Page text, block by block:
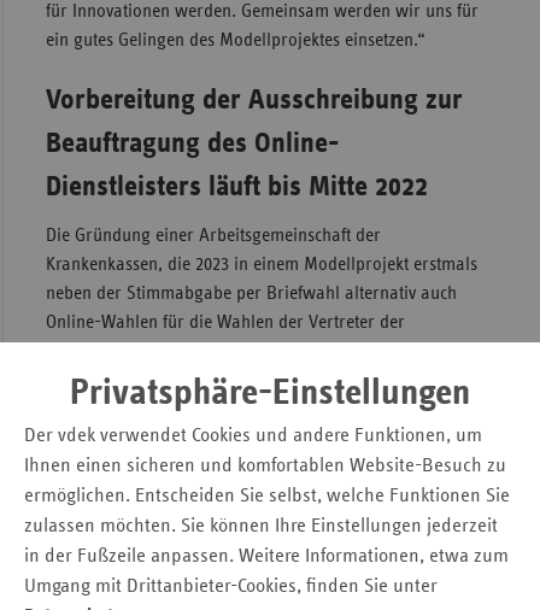
Privatsphäre-Einstellungen
Der vdek verwendet Cookies und andere Funktionen, um
Ihnen einen sicheren und komfortablen Website-Besuch zu
ermöglichen. Entscheiden Sie selbst, welche Funktionen Sie
zulassen möchten. Sie können Ihre Einstellungen jederzeit
in der Fußzeile anpassen. Weitere Informationen, etwa zum
Umgang mit Drittanbieter-Cookies, finden Sie unter
für Innovationen werden. Gemeinsam werden wir uns für
ein gutes Gelingen des Modellprojektes einsetzen.“
Vorbereitung der Ausschreibung zur
Beauftragung des Online-
Dienstleisters läuft bis Mitte 2022
Die Gründung einer Arbeitsgemeinschaft der
Krankenkassen, die 2023 in einem Modellprojekt erstmals
neben der Stimmabgabe per Briefwahl alternativ auch
Online-Wahlen für die Wahlen der Vertreter der
IV-Änderungsgesetz). Erste Hauptaufgabe der
Modellprojekt Online-Wahlen 2023ist die einheitliche
Vorbereitung und Durchführung einer europaweiten
Ausschreibung für die Beauftragung eines Online-
Dienstleisters. Dieser wird das Online-Wahlsystem
bereitstellen und betreiben. Die Ausschreibung soll bis Juni
2022 abgeschlossen sein. Grundlage für die Durchführung
ist die Online-Wahl-Verordnung des